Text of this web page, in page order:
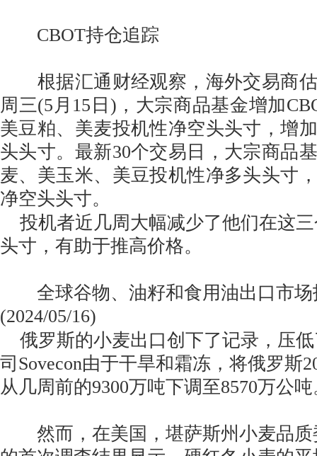
CBOT持仓追踪
根据汇通财经观察，海外交易商估
周三(5月15日)，大宗商品基金增加
美豆粕、美麦投机性净空头头寸，增
头头寸。最新30个交易日，大宗商品
麦、美玉米、美豆投机性净多头头寸
净空头头寸。
投机者近几周大幅减少了他们在这
头寸，有助于推高价格。
全球谷物、油籽和食用油出口市场
(2024/05/16)
俄罗斯的小麦出口创下了记录，压
司Sovecon由于干旱和霜冻，将俄罗斯
从几周前的9300万吨下调至8570万公
然而，在美国，堪萨斯州小麦品质